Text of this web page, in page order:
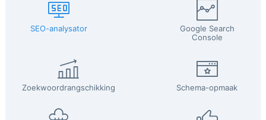
SEO-analysator
Google Search
Console
Zoekwoordrangschikking Schema-opmaak